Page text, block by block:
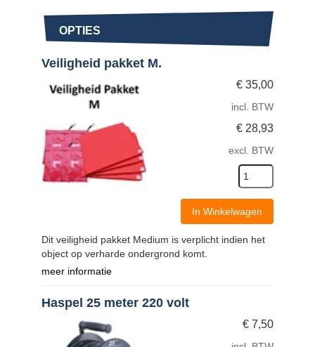
OPTIES
Veiligheid pakket M.
€ 35,00
incl. BTW
€ 28,93
excl. BTW
In Winkelwagen
Dit veiligheid pakket Medium is verplicht indien het
object op verharde ondergrond komt.
meer informatie
Haspel 25 meter 220 volt
€ 7,50